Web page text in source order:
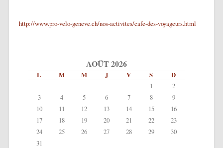
http://www.pro-velo-geneve.ch/nos-activites/cafe-des-voyageurs.html
AOÛT 2026
L M M J V S D
1
2
3
4 5 6 7 8
9
10
11 12 13 14 15
16
17
18 19 20 21 22
23
24
25 26 27 28 29
30
31